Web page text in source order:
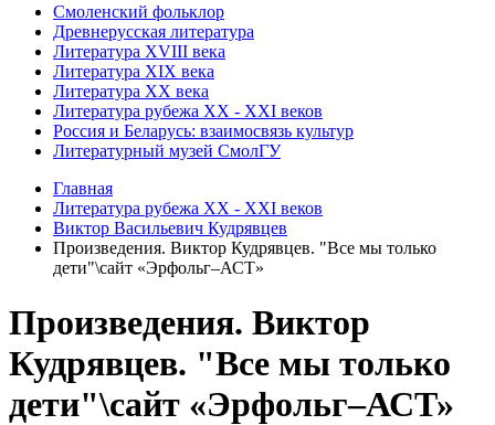
Смоленский фольклор
Древнерусская литература
Литература ХVIII века
Литература ХIХ века
Литература ХХ века
Литература рубежа ХХ - ХХI веков
Россия и Беларусь: взаимосвязь культур
Литературный музей СмолГУ
Главная
Литература рубежа ХХ - ХХI веков
Виктор Васильевич Кудрявцев
Произведения. Виктор Кудрявцев. "Все мы только
дети"\сайт «Эрфольг–АСТ»
Произведения. Виктор
Кудрявцев. "Все мы только
дети"\сайт «Эрфольг–АСТ»